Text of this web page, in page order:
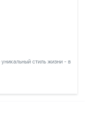
стиль жизни - в